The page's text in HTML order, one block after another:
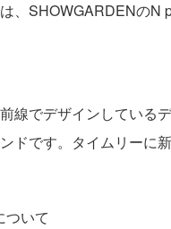
、SHOWGARDENのN
線でデザインしている
ドです。タイムリーに
いて